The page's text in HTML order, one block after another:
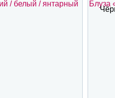
/ белый / янтарный Блуза